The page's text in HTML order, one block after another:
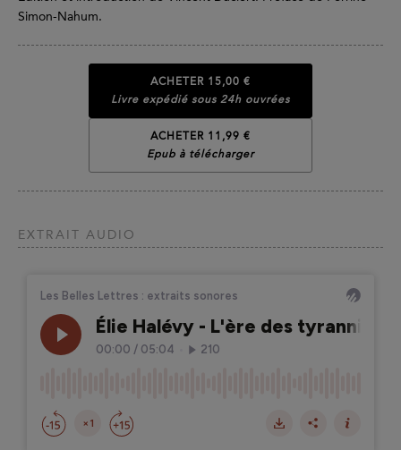
Simon-Nahum.
ACHETER 15,00 €
Livre expédié sous 24h ouvrées
ACHETER 11,99 €
Epub à télécharger
EXTRAIT AUDIO